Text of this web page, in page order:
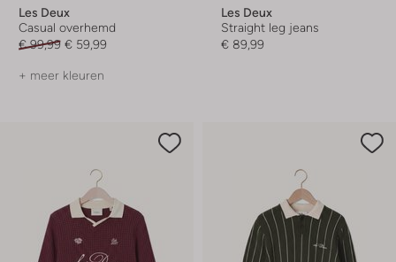
Les Deux
Casual overhemd
€ 99,99 € 59,99
+ meer kleuren
Les Deux
Straight leg jeans
€ 89,99